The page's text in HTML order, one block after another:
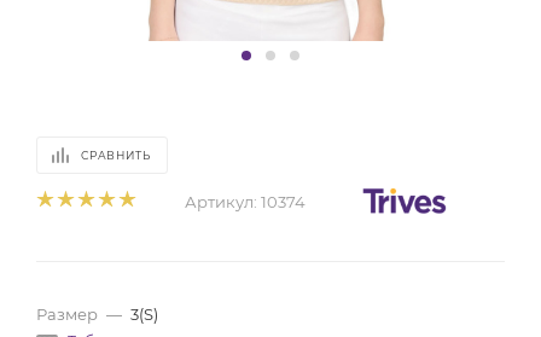
СРАВНИТЬ
Артикул: 10374
Размер — 3(S)